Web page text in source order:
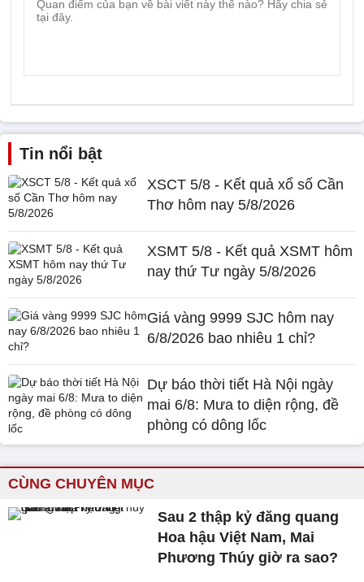
Tin nổi bật
XSCT 5/8 - Kết quả xổ số Cần
Thơ hôm nay 5/8/2026
XSMT 5/8 - Kết quả XSMT hôm
nay thứ Tư ngày 5/8/2026
Giá vàng 9999 SJC hôm nay
6/8/2026 bao nhiêu 1 chỉ?
Dự báo thời tiết Hà Nội ngày
mai 6/8: Mưa to diện rộng, đề
phòng có dông lốc
CÙNG CHUYÊN MỤC
Sau 2 thập kỷ đăng quang
Hoa hậu Việt Nam, Mai
Phương Thúy giờ ra sao?